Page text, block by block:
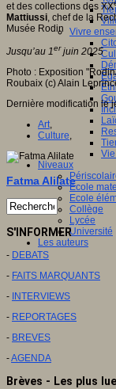
Vivre
Niveaux
Ecole
Ecole
Collège
Lycée
Université
Les auteurs
et des collections des XX
Mattiussi, chef de la
Musée Rodin
Jusqu’au 1er juin 2025
Photo : Exposition
Roubaix (c) Alain
Dernière modification le
Art,
Culture,
Fatma Alilate
S'INFORMER
- DEBATS
- FAITS MARQUANTS
- INTERVIEWS
- REPORTAGES
- BREVES
-AGENDA
Brèves - Les plus